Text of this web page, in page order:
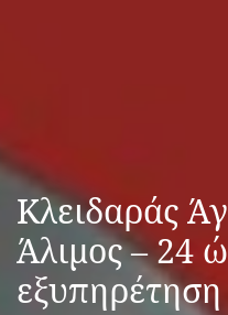
Κλειδαράς
Άλιμος – 24
εξυπηρέτηση